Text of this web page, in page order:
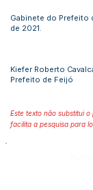
Gabinete do Prefeito
de 2021.
Kiefer Roberto
Prefeito de Feijó
Este texto não substitui
facilita a pesquisa para